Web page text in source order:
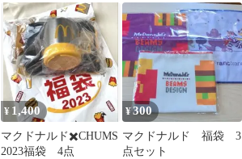
¥ 1,400
マクドナルド✖️CHUMS
2023福袋 4点
¥300
マクドナルド 福袋 3
点セット